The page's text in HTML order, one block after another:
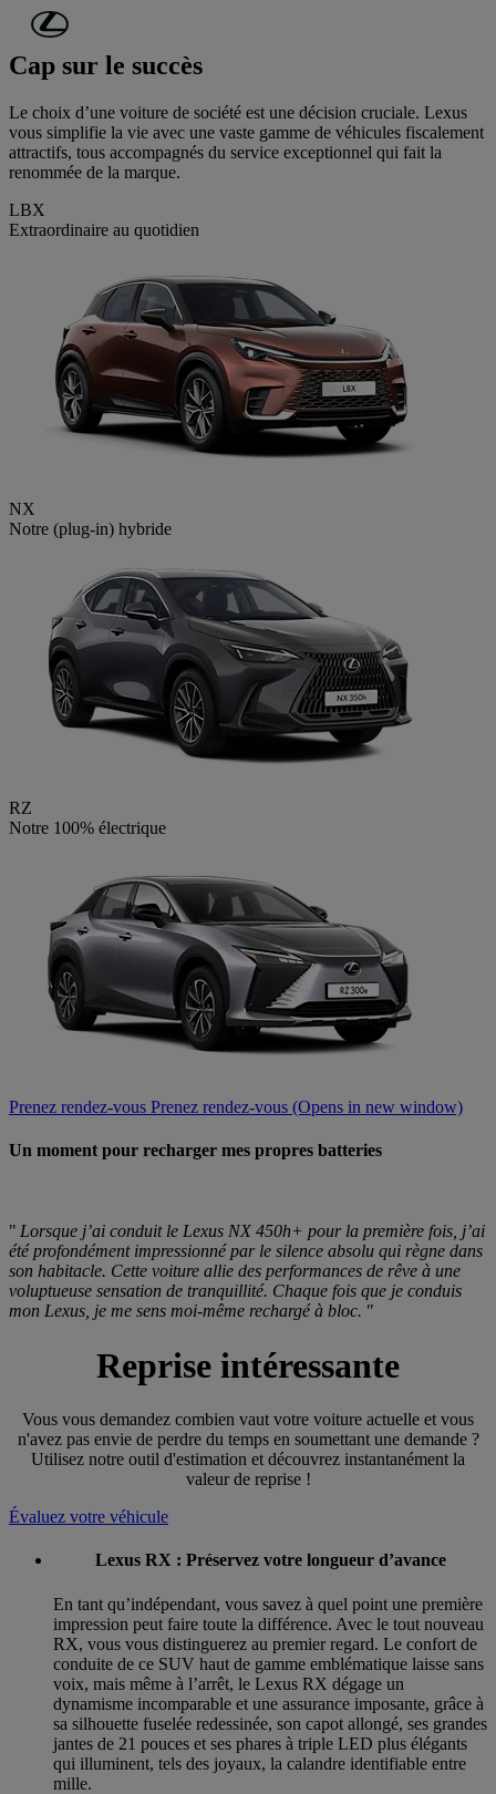
Passer au contenu principal
Cap sur le succès
Le choix d’une voiture de société est une décision cruciale. Lexus
vous simplifie la vie avec une vaste gamme de véhicules fiscalement
attractifs, tous accompagnés du service exceptionnel qui fait la
renommée de la marque.
LBX
Extraordinaire au quotidien
NX
Notre (plug-in) hybride
RZ
Notre 100% électrique
Prenez rendez-vous Prenez rendez-vous (Opens in new window)
Un moment pour recharger mes propres batteries
" Lorsque j’ai conduit le Lexus NX 450h+ pour la première fois, j’ai
été profondément impressionné par le silence absolu qui règne dans
son habitacle. Cette voiture allie des performances de rêve à une
voluptueuse sensation de tranquillité. Chaque fois que je conduis
mon Lexus, je me sens moi-même rechargé à bloc. "
Reprise intéressante
Vous vous demandez combien vaut votre voiture actuelle et vous
n'avez pas envie de perdre du temps en soumettant une demande ?
Utilisez notre outil d'estimation et découvrez instantanément la
valeur de reprise !
Évaluez votre véhicule
Lexus RX : Préservez votre longueur d’avance
En tant qu’indépendant, vous savez à quel point une première
impression peut faire toute la différence. Avec le tout nouveau
RX, vous vous distinguerez au premier regard. Le confort de
conduite de ce SUV haut de gamme emblématique laisse sans
voix, mais même à l’arrêt, le Lexus RX dégage un
dynamisme incomparable et une assurance imposante, grâce à
sa silhouette fuselée redessinée, son capot allongé, ses grandes
jantes de 21 pouces et ses phares à triple LED plus élégants
qui illuminent, tels des joyaux, la calandre identifiable entre
mille.